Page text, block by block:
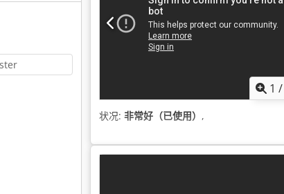
1 /
状况: 非常好（已使用） ,